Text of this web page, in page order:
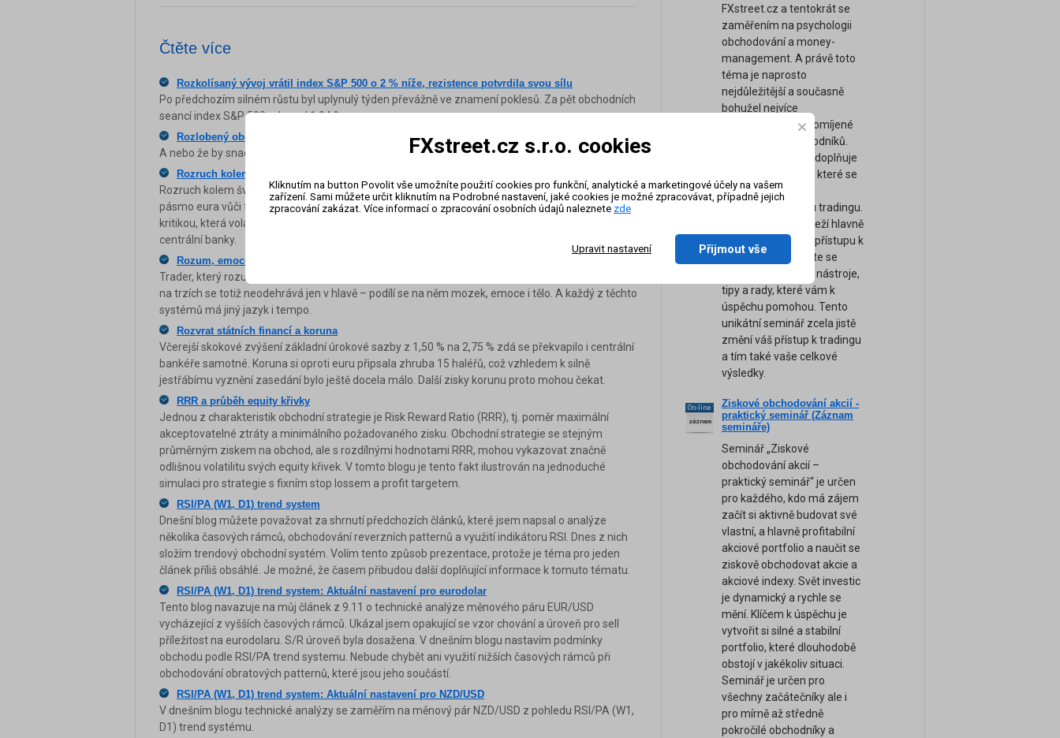
Čtěte více
Rozkolísaný vývoj vrátil index S&P 500 o 2 % níže, rezistence potvrdila svou sílu
Po předchozím silném růstu byl uplynulý týden převážně ve znamení poklesů. Za pět obchodních
seancí index S&P 500 odepsal 1,94 %.
Rozlobený obchodník na trzích...
A nebo že by snad zapomněl zadat STOPP-LOSS?
Rozruch kolem SNB před švýcarskými volbami neutichá
Rozruch kolem švýcarské centrální banky (SNB) pro její kontroverzní krok, jimž zrušila fixační
pásmo eura vůči franku, ani po dvou měsících neutichá. SNB se potýká s intenzivní domácí
kritikou, která volá po změnách v domácí monetární politice a v století staré vlastnické struktuře
centrální banky.
Rozum, emoce a tělo: tři hráči, kteří ovlivňují každý trade
Trader, který rozumí grafu, ale nerozumí sám sobě, hraje jen s polovinou informací. Rozhodování
na trzích se totiž neodehrává jen v hlavě – podílí se na něm mozek, emoce i tělo. A každý z těchto
systémů má jiný jazyk i tempo.
Rozvrat státních financí a koruna
Včerejší skokové zvýšení základní úrokové sazby z 1,50 % na 2,75 % zdá se překvapilo i centrální
bankéře samotné. Koruna si oproti euru připsala zhruba 15 haléřů, což vzhledem k silně
jestřábímu vyznění zasedání bylo ještě docela málo. Další zisky korunu proto mohou čekat.
RRR a průběh equity křivky
Jednou z charakteristik obchodní strategie je Risk Reward Ratio (RRR), tj. poměr maximální
akceptovatelné ztráty a minimálního požadovaného zisku. Obchodní strategie se stejným
průměrným ziskem na obchod, ale s rozdílnými hodnotami RRR, mohou vykazovat značně
odlišnou volatilitu svých equity křivek. V tomto blogu je tento fakt ilustrován na jednoduché
simulaci pro strategie s fixním stop lossem a profit targetem.
RSI/PA (W1, D1) trend system
Dnešní blog můžete považovat za shrnutí předchozích článků, které jsem napsal o analýze
několika časových rámců, obchodování reverzních patternů a využití indikátoru RSI. Dnes z nich
složím trendový obchodní systém. Volím tento způsob prezentace, protože je téma pro jeden
článek příliš obsáhlé. Je možné, že časem přibudou další doplňující informace k tomuto tématu.
RSI/PA (W1, D1) trend system: Aktuální nastavení pro eurodolar
Tento blog navazuje na můj článek z 9.11 o technické analýze měnového páru EUR/USD
vycházející z vyšších časových rámců. Ukázal jsem opakující se vzor chování a úroveň pro sell
příležitost na eurodolaru. S/R úroveň byla dosažena. V dnešním blogu nastavím podmínky
obchodu podle RSI/PA trend systemu. Nebude chybět ani využití nižších časových rámců při
obchodování obratových patternů, které jsou jeho součástí.
RSI/PA (W1, D1) trend system: Aktuální nastavení pro NZD/USD
V dnešním blogu technické analýzy se zaměřím na měnový pár NZD/USD z pohledu RSI/PA (W1,
D1) trend systému.
FXstreet.cz a tentokrát se
zaměřením na psychologii
obchodování a money-
management. A právě toto
téma je naprosto
nejdůležitější a současně
bohužel nejvíce
podceňované a opomíjené
téma většiny obchodníků.
Tento seminář tak doplňuje
naše ostatní kurzy, které se
zaměřují spíše na
technickou stránku tradingu.
Úspěch tradera záleží hlavně
na jeho psychice a přístupu k
obchodování. Přijďte se
naučit ty nejsilnější nástroje,
tipy a rady, které vám k
úspěchu pomohou. Tento
unikátní seminář zcela jistě
změní váš přístup k tradingu
a tím také vaše celkové
výsledky.
On-line
záznam
Ziskové obchodování akcií -
praktický seminář (Záznam
semináře)
Seminář „Ziskové
obchodování akcií –
praktický seminář“ je určen
pro každého, kdo má zájem
začít si aktivně budovat své
vlastní, a hlavně profitabilní
akciové portfolio a naučit se
ziskově obchodovat akcie a
akciové indexy. Svět investic
je dynamický a rychle se
mění. Klíčem k úspěchu je
vytvořit si silné a stabilní
portfolio, které dlouhodobě
obstojí v jakékoliv situaci.
Seminář je určen pro
všechny začátečníky ale i
pro mírně až středně
pokročilé obchodníky a
FXstreet.cz s.r.o. cookies
Kliknutím na button Povolit vše umožníte použití cookies pro funkční, analytické a marketingové účely na vašem
zařízení. Sami můžete určit kliknutím na Podrobné nastavení, jaké cookies je možné zpracovávat, případně jejich
zpracování zakázat. Více informací o zpracování osobních údajů naleznete zde
Upravit nastavení Přijmout vše